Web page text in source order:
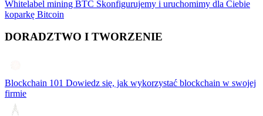
Whitelabel mining BTC Skonfigurujemy i uruchomimy dla Ciebie
koparkę Bitcoin
DORADZTWO I TWORZENIE
Blockchain 101 Dowiedz się, jak wykorzystać blockchain w swojej
firmie